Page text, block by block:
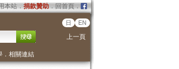
本站． 捐款贊助．回首頁．
日 EN
上一頁
． 相關連結